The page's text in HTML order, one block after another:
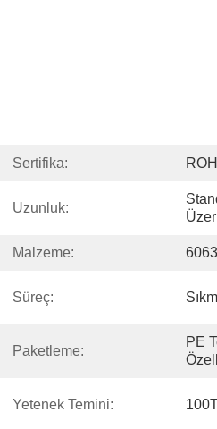
Sertifika:
Uzunluk:
Malzeme:
Süreç:
Paketleme:
PE
Yetenek Temini: